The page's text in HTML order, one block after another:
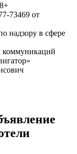
73469 от
надзору в сфере
коммуникаций